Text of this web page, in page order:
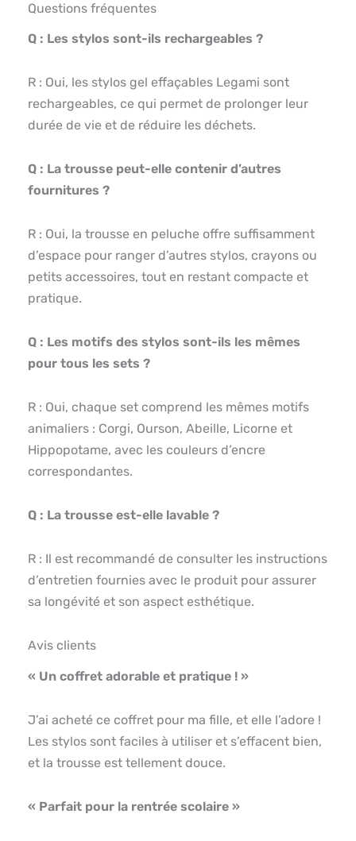
Questions fréquentes
Q : Les stylos sont-ils rechargeables ?
R : Oui, les stylos gel effaçables Legami sont
rechargeables, ce qui permet de prolonger leur
durée de vie et de réduire les déchets.
Q : La trousse peut-elle contenir d’autres
fournitures ?
R : Oui, la trousse en peluche offre suffisamment
d’espace pour ranger d’autres stylos, crayons ou
petits accessoires, tout en restant compacte et
pratique.
Q : Les motifs des stylos sont-ils les mêmes
pour tous les sets ?
R : Oui, chaque set comprend les mêmes motifs
animaliers : Corgi, Ourson, Abeille, Licorne et
Hippopotame, avec les couleurs d’encre
correspondantes.
Q : La trousse est-elle lavable ?
R : Il est recommandé de consulter les instructions
d’entretien fournies avec le produit pour assurer
sa longévité et son aspect esthétique.
Avis clients
« Un coffret adorable et pratique ! »
J’ai acheté ce coffret pour ma fille, et elle l’adore !
Les stylos sont faciles à utiliser et s’effacent bien,
et la trousse est tellement douce.
« Parfait pour la rentrée scolaire »